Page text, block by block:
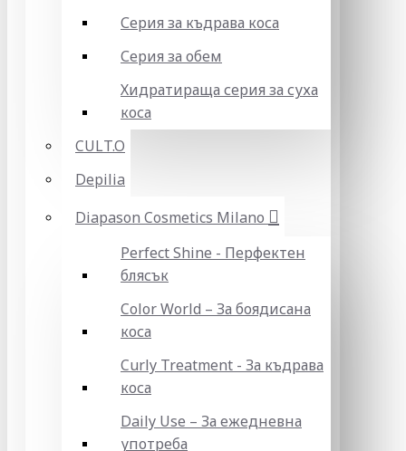
Серия за къдрава коса
Серия за обем
Хидратираща серия за суха
коса
CULT.O
Depilia
Diapason Cosmetics Milano
Perfect Shine - Перфектен
блясък
Color World – За боядисана
коса
Curly Treatment - За къдрава
коса
Daily Use – За ежедневна
употреба